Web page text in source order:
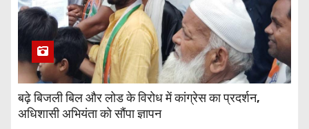
बढ़े बिजली बिल और लोड के विरोध में कांग्रेस का प्रदर्शन,
अधिशासी अभियंता को सौंपा ज्ञापन